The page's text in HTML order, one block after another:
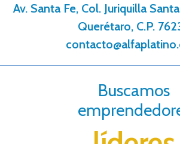
Av. Santa Fe, Col. Juriquilla
Querétaro, C.P.
Buscamos